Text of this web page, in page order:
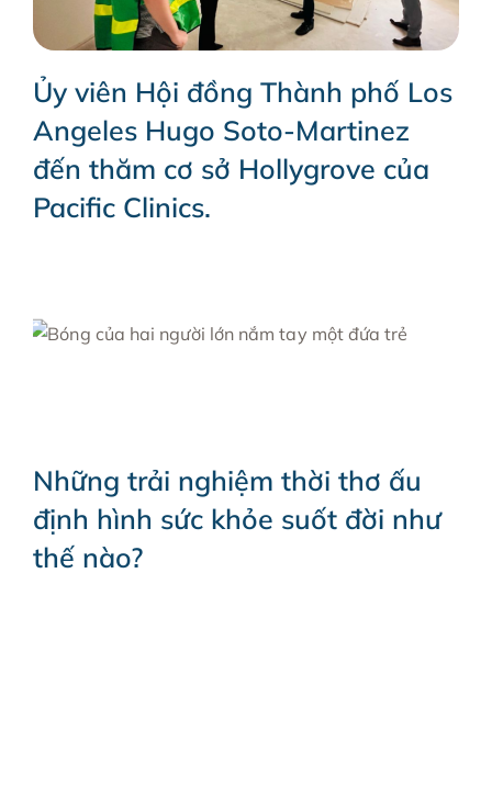
Ủy viên Hội đồng Thành phố Los
Angeles Hugo Soto-Martinez
đến thăm cơ sở Hollygrove của
Pacific Clinics.
Những trải nghiệm thời thơ ấu
định hình sức khỏe suốt đời như
thế nào?